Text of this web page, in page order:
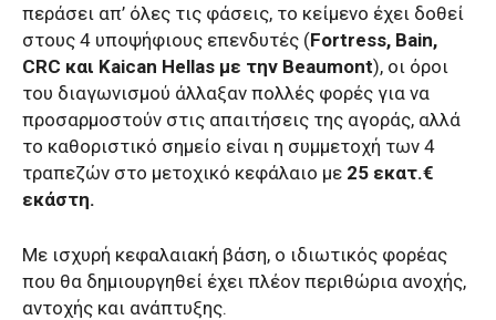
περάσει απ’ όλες τις φάσεις, το κείμενο έχει δοθεί
στους 4 υποψήφιους επενδυτές (Fortress, Bain,
CRC και Kaican Hellas με την Beaumont), οι όροι
του διαγωνισμού άλλαξαν πολλές φορές για να
προσαρμοστούν στις απαιτήσεις της αγοράς, αλλά
το καθοριστικό σημείο είναι η συμμετοχή των 4
τραπεζών στο μετοχικό κεφάλαιο με 25 εκατ.€
εκάστη.
Με ισχυρή κεφαλαιακή βάση, ο ιδιωτικός φορέας
που θα δημιουργηθεί έχει πλέον περιθώρια ανοχής,
αντοχής και ανάπτυξης.